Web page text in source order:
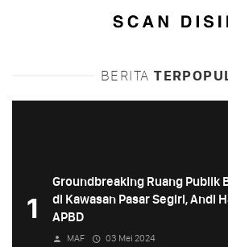
BERITA
1
Groundbreaking Ruang Publik
di Kawasan Pasar Segiri, Andi
APBD
MAF 03 Mei 2024